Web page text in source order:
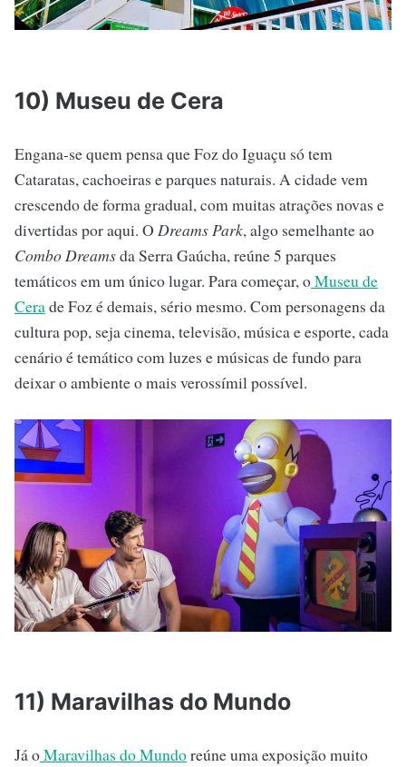
10) Museu de Cera
Engana-se quem pensa que Foz do Iguaçu só tem
Cataratas, cachoeiras e parques naturais. A cidade vem
crescendo de forma gradual, com muitas atrações novas e
divertidas por aqui. O Dreams Park, algo semelhante ao
Combo Dreamsda Serra Gaúcha, reúne 5 parques
temáticos em um único lugar. Para começar, oMuseu de
Cerade Foz é demais, sério mesmo. Com personagens da
cultura pop, seja cinema, televisão, música e esporte, cada
cenário é temático com luzes e músicas de fundo para
deixar o ambiente o mais verossímil possível.
11) Maravilhas do Mundo
Já oMaravilhas do Mundoreúne uma exposição muito